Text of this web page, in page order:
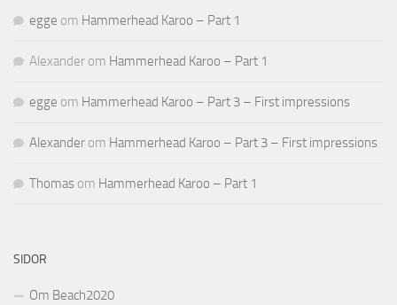
egge om Hammerhead Karoo – Part 1
Alexander om Hammerhead Karoo – Part 1
egge om Hammerhead Karoo – Part 3 – First impressions
Alexander om Hammerhead Karoo – Part 3 – First impressions
Thomas om Hammerhead Karoo – Part 1
SIDOR
Om Beach2020